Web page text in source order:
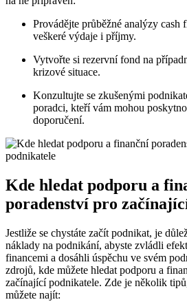
Provádějte průběžné analýzy cash
veškeré výdaje i příjmy.
Vytvořte si rezervní fond na
krizové situace.
Konzultujte se zkušenými
poradci, kteří vám mohou
doporučení.
Kde hledat podporu a
poradenství pro
Jestliže se chystáte začít podnikat, je
náklady na podnikání, abyste zvládli
financemi a dosáhli úspěchu ve svém
zdrojů, kde můžete hledat podporu a
začínající podnikatele. Zde je několik
můžete najít: